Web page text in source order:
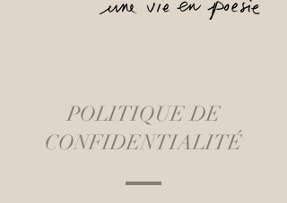
POLITIQUE DE
CONFIDENTIALITÉ